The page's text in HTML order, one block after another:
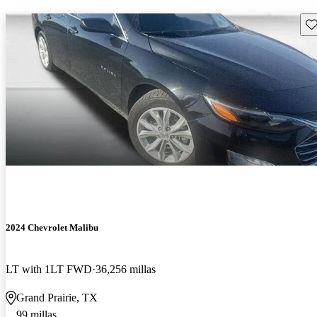
2024 Chevrolet Malibu
LT with 1LT FWD 36,256 millas
Grand Prairie, TX